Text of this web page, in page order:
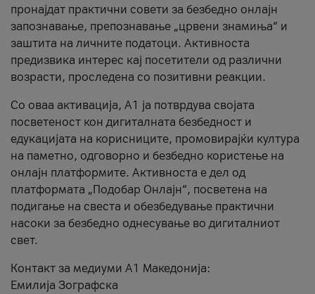
пронајдат практични совети за безбедно онлајн
запознавање, препознавање „црвени знамиња“ и
заштита на личните податоци. Активноста
предизвика интерес кај посетители од различни
возрасти, проследена со позитивни реакции.
Со оваа активација, А1 ја потврдува својата
посветеност кон дигиталната безбедност и
едукацијата на корисниците, промовирајќи култура
на паметно, одговорно и безбедно користење на
онлајн платформите. Активноста е дел од
платформата „Подобар Онлајн“, посветена на
подигање на свеста и обезбедување практични
насоки за безбедно однесување во дигиталниот
свет.
Контакт за медиуми А1 Македонија:
Емилија Зографска